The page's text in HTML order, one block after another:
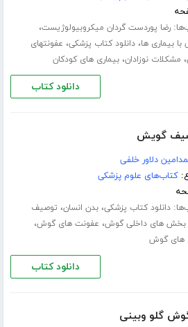
رضا پوردست گردان میکروبیولوژیست،
با بیماری ها،دانلود کتاب پزشکی، عفونتهای
، مشکلات نوزادان،بیماری های کودکان
دانلود کتاب
گویش
دلاور خلفی
کتاب‌های علوم پزشکی
دانلود کتاب پزشکی،بدن انسان، توصیف
بخش های داخلی گوش، عفونت های گوش،
های گوش
دانلود کتاب
گلو وبینی